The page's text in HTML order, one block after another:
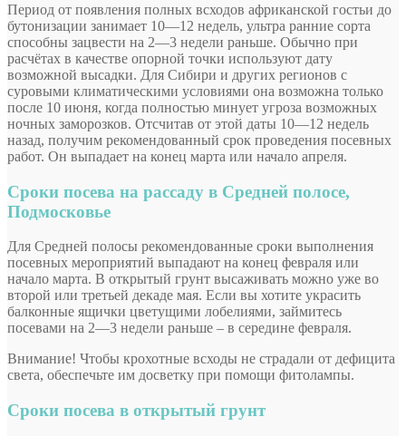
Период от появления полных всходов африканской гостьи до
бутонизации занимает 10—12 недель, ультра ранние сорта
способны зацвести на 2—3 недели раньше. Обычно при
расчётах в качестве опорной точки используют дату
возможной высадки. Для Сибири и других регионов с
суровыми климатическими условиями она возможна только
после 10 июня, когда полностью минует угроза возможных
ночных заморозков. Отсчитав от этой даты 10—12 недель
назад, получим рекомендованный срок проведения посевных
работ. Он выпадает на конец марта или начало апреля.
Сроки посева на рассаду в Средней полосе,
Подмосковье
Для Средней полосы рекомендованные сроки выполнения
посевных мероприятий выпадают на конец февраля или
начало марта. В открытый грунт высаживать можно уже во
второй или третьей декаде мая. Если вы хотите украсить
балконные ящички цветущими лобелиями, займитесь
посевами на 2—3 недели раньше – в середине февраля.
Внимание! Чтобы крохотные всходы не страдали от дефицита
света, обеспечьте им досветку при помощи фитолампы.
Сроки посева в открытый грунт